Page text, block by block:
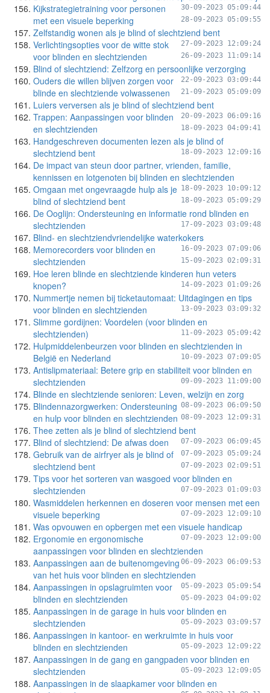
30-09-2023 05:09:44
Kijkstrategietraining voor personen
met een visuele beperking
28-09-2023 05:09:55
Zelfstandig wonen als je blind of slechtziend bent
27-09-2023 12:09:24
Verlichtingsopties voor de witte stok
voor blinden en slechtzienden
26-09-2023 11:09:14
Blind of slechtziend: Zelfzorg en persoonlijke verzorging
22-09-2023 03:09:44
Ouders die willen blijven zorgen voor
blinde en slechtziende volwassenen
21-09-2023 05:09:09
Luiers verversen als je blind of slechtziend bent
20-09-2023 06:09:16
Trappen: Aanpassingen voor blinden
en slechtzienden
18-09-2023 04:09:41
Handgeschreven documenten lezen als je blind of
slechtziend bent
18-09-2023 12:09:16
De impact van steun door partner, vrienden, familie,
kennissen en lotgenoten bij blinden en slechtzienden
18-09-2023 10:09:12
Omgaan met ongevraagde hulp als je
blind of slechtziend bent
18-09-2023 05:09:29
De Ooglijn: Ondersteuning en informatie rond blinden en
slechtzienden
17-09-2023 03:09:48
Blind- en slechtziendvriendelijke waterkokers
16-09-2023 07:09:06
Memorecorders voor blinden en
slechtzienden
15-09-2023 02:09:31
Hoe leren blinde en slechtziende kinderen hun veters
knopen?
14-09-2023 01:09:26
Nummertje nemen bij ticketautomaat: Uitdagingen en tips
voor blinden en slechtzienden
13-09-2023 03:09:32
Slimme gordijnen: Voordelen (voor blinden en
slechtzienden)
11-09-2023 05:09:42
Hulpmiddelenbeurzen voor blinden en slechtzienden in
België en Nederland
10-09-2023 07:09:05
Antislipmateriaal: Betere grip en stabiliteit voor blinden en
slechtzienden
09-09-2023 11:09:00
Blinde en slechtziende senioren: Leven, welzijn en zorg
08-09-2023 06:09:50
Blindennazorgwerken: Ondersteuning
en hulp voor blinden en slechtzienden 08-09-2023 12:09:31
Thee zetten als je blind of slechtziend bent
07-09-2023 06:09:45
Blind of slechtziend: De afwas doen
07-09-2023 05:09:24
Gebruik van de airfryer als je blind of
slechtziend bent
07-09-2023 02:09:51
Tips voor het sorteren van wasgoed voor blinden en
slechtzienden
07-09-2023 01:09:03
Wasmiddelen herkennen en doseren voor mensen met een
visuele beperking
07-09-2023 12:09:10
Was opvouwen en opbergen met een visuele handicap
07-09-2023 12:09:00
Ergonomie en ergonomische
aanpassingen voor blinden en slechtzienden
06-09-2023 06:09:53
Aanpassingen aan de buitenomgeving
van het huis voor blinden en slechtzienden
05-09-2023 05:09:54
Aanpassingen in opslagruimten voor
blinden en slechtzienden
05-09-2023 04:09:02
Aanpassingen in de garage in huis voor blinden en
slechtzienden
05-09-2023 03:09:57
Aanpassingen in kantoor- en werkruimte in huis voor
blinden en slechtzienden
05-09-2023 12:09:22
Aanpassingen in de gang en gangpaden voor blinden en
slechtzienden
05-09-2023 12:09:05
Aanpassingen in de slaapkamer voor blinden en